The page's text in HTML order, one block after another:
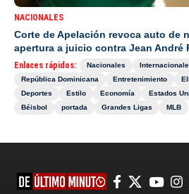
NACIONALES
Corte de Apelación revoca auto de
apertura a juicio contra Jean André
Enlaces rápidos: Nacionales
República Dominicana
Entretenimiento
Deportes
Estilo Economía Estados
Béisbol
portada Grandes Ligas MLB